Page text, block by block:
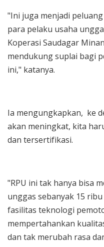
"Ini juga menjadi
para pelaku usaha
Koperasi Saudagar
mendukung suplai bagi
ini," katanya.
Ia mengungkapkan, ke
akan meningkat, kita
dan tersertifikasi.
"RPU ini tak hanya bisa
unggas sebanyak 15
fasilitas teknologi
mempertahankan
dan tak merubah rasa